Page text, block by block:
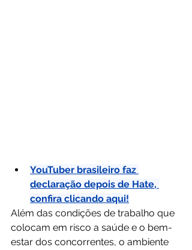
YouTuber brasileiro faz
declaração depois de Hate,
confira clicando aqui!
Além das condições de trabalho que
colocam em risco a saúde e o bem-
estar dos concorrentes, o ambiente